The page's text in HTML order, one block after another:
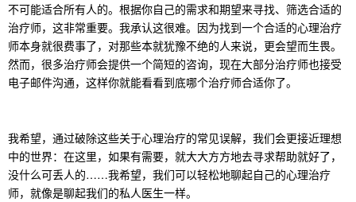
不可能适合所有人的。根据你自己的需求和期望来寻找、筛选合适的
治疗师，这非常重要。我承认这很难。因为找到一个合适的心理治疗
师本身就很费事了，对那些本就犹豫不绝的人来说，更会望而生畏。
然而，很多治疗师会提供一个简短的咨询，现在大部分治疗师也接受
电子邮件沟通，这样你就能看看到底哪个治疗师合适你了。
我希望，通过破除这些关于心理治疗的常见误解，我们会更接近理想
中的世界：在这里，如果有需要，就大大方方地去寻求帮助就好了，
没什么可丢人的……我希望，我们可以轻松地聊起自己的心理治疗
师，就像是聊起我们的私人医生一样。